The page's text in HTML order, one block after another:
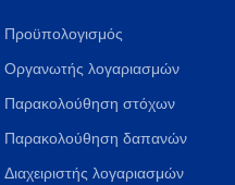
Προϋπολογισμός
Οργανωτής λογαριασμών
Παρακολούθηση στόχων
Παρακολούθηση δαπανών
Διαχειριστής λογαριασμών